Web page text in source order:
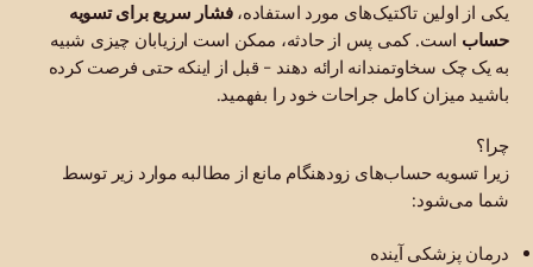
یکی از اولین تاکتیک‌های مورد استفاده،فشار سریع برای تسویه
حساب است. کمی پس از حادثه، ممکن است ارزیابان چیزی شبیه
به یک چک سخاوتمندانه ارائه دهند - قبل از اینکه حتی فرصت کرده
باشید میزان کامل جراحات خود را بفهمید.
چرا؟
زیرا تسویه حساب‌های زودهنگام مانع از مطالبه موارد زیر توسط
شما می‌شود:
درمان پزشکی آینده